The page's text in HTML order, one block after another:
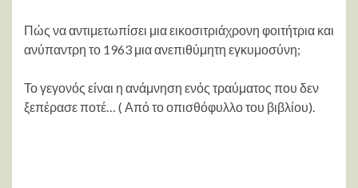
Πώς να αντιμετωπίσει μια εικοσιτριάχρονη φοιτήτρια και
ανύπαντρη το 1963 μια ανεπιθύμητη εγκυμοσύνη;
Το γεγονός είναι η ανάμνηση ενός τραύματος που δεν
ξεπέρασε ποτέ… ( Από το οπισθόφυλλο του βιβλίου).